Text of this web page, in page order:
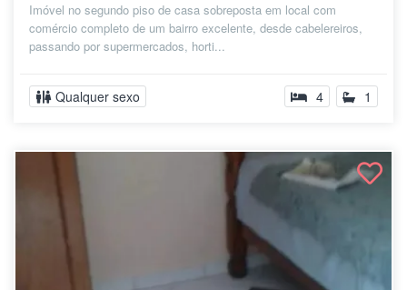
Imóvel no segundo piso de casa sobreposta em local com
comércio completo de um bairro excelente, desde cabelereiros,
passando por supermercados, horti...
Qualquer sexo 4 1